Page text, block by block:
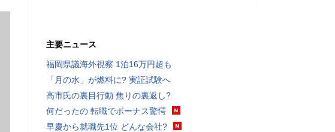
主要ニュース
福岡県議海外視察 1泊16万円超も
「月の水」が燃料に? 実証試験へ
高市氏の裏目行動 焦りの裏返し?
何だったの 転職でボーナス驚愕
早慶から就職先1位 どんな会社?